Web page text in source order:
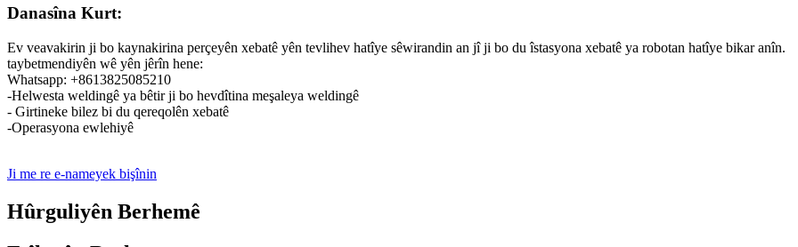
Danasîna Kurt:
Ev veavakirin ji bo kaynakirina perçeyên xebatê yên tevlihev hatîye sêwirandin an jî ji bo du îstasyona xebatê ya robotan hatîye bikar anîn.
taybetmendiyên wê yên jêrîn hene:
Whatsapp: +8613825085210
-Helwesta weldingê ya bêtir ji bo hevdîtina meşaleya weldingê
- Girtineke bilez bi du qereqolên xebatê
-Operasyona ewlehiyê
Ji me re e-nameyek bişînin
Hûrguliyên Berhemê